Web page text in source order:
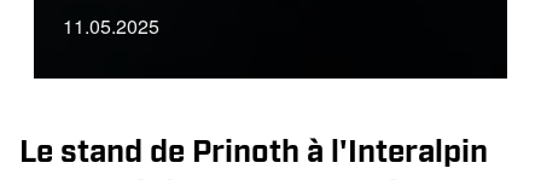
11.05.2025
Le stand de Prinoth à l'Interalpin